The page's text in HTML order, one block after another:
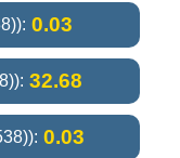
0.03
32.68
0.03